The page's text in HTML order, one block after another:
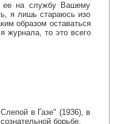
на службу Вашему
я лишь стараюсь изо
образом оставаться
журнала, то это всего
в Газе" (1936), в
борьбе.